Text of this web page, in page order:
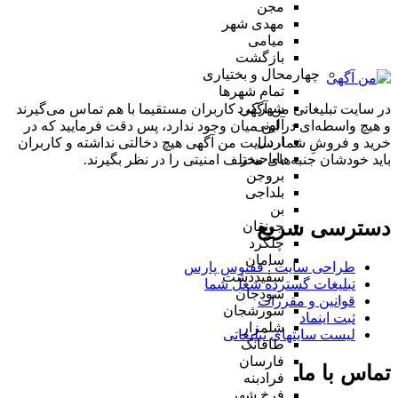
مجن
مهدی شهر
میامی
بازگشت
چهارمحال و بختیاری
تمام شهر‌ها
شهرکرد
آلونی
اردل
باباحیدر
بروجن
بلداجی
بن
جونقان
چلگرد
سامان
سفیددشت
سودجان
سورشجان
شلمزار
طاقانک
فارسان
فرادبنه
در سایت تبلیغاتی من آگهی کاربران مستقیما با هم تماس می‌گیرند
و هیچ واسطه‌ای در این میان وجود ندارد، پس دقت فرمایید که در
خرید و فروشِ شما، سایت من آگهی هیچ دخالتی نداشته و کاربران
باید خودشان جنبه‌های مختلف امنیتی را در نظر بگیرند.
دسترسی سریع
طراحی سایت :‌ ققنوس پارس
تبلیغات گسترده شغل شما
قوانین و مقررات
ثبت اینماد
لیست سایتهای تبلیغاتی
تماس با ما